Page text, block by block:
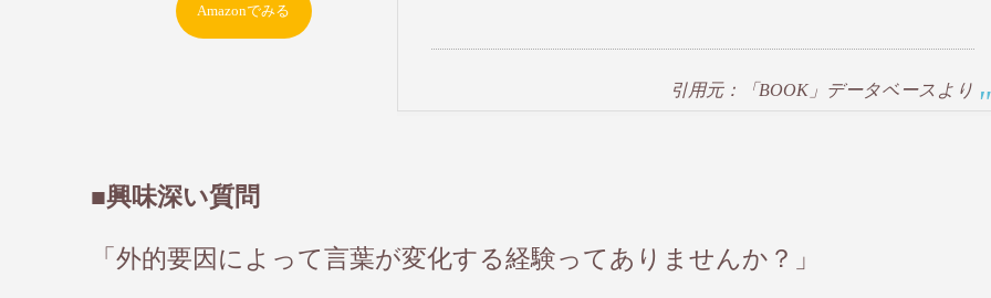
Amazonでみる
引用元：「BOOK」データベースより
■興味深い質問
「外的要因によって言葉が変化する経験ってありませんか？」